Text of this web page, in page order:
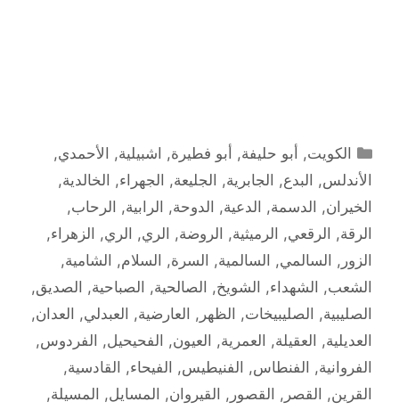
التصنيفات
الكويت, أبو حليفة, أبو فطيرة, اشبيلية, الأحمدي,
الأندلس, البدع, الجابرية, الجليعة, الجهراء, الخالدية,
الخيران, الدسمة, الدعية, الدوحة, الرابية, الرحاب,
الرقة, الرقعي, الرميثية, الروضة, الري, الري, الزهراء,
الزور , السالمي, السالمية, السرة, السلام, الشامية,
الشعب, الشهداء, الشويخ, الصالحية, الصباحية, الصديق,
الصليبية, الصليبيخات, الظهر , العارضية, العبدلي, العدان,
العديلية, العقيلة, العمرية, العيون, الفحيحيل, الفردوس,
الفروانية, الفنطاس, الفنيطيس, الفيحاء, القادسية,
القرين, القصر , القصور , القيروان, المسايل, المسيلة,